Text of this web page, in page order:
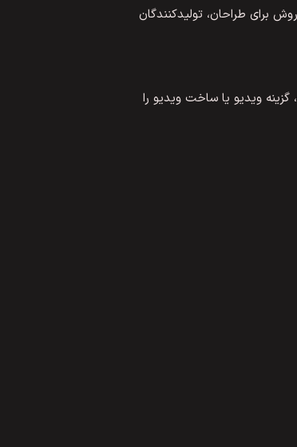
برای طراحان، تولیدکنندگان
ویدیو یا ساخت ویدیو را